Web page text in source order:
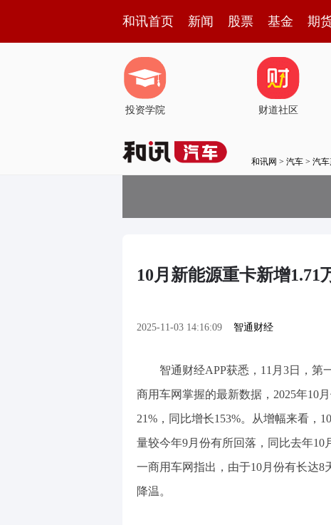
和讯首页 新闻 股票 基金 期
投资学院 财道社区
和讯网 > 汽车 > 汽
10月新能源重卡新增1.71
2025-11-03 14:16:09 智通财经
智通财经APP获悉，11月3日，第
商用车网掌握的最新数据，2025年10
21%，同比增长153%。从增幅来看，
量较今年9月份有所回落，同比去年10
一商用车网指出，由于10月份有长达8
降温。